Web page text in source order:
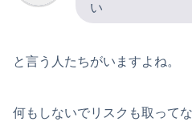
い
と言う人たちがいますよね。
何もしないでリスクも取ってな